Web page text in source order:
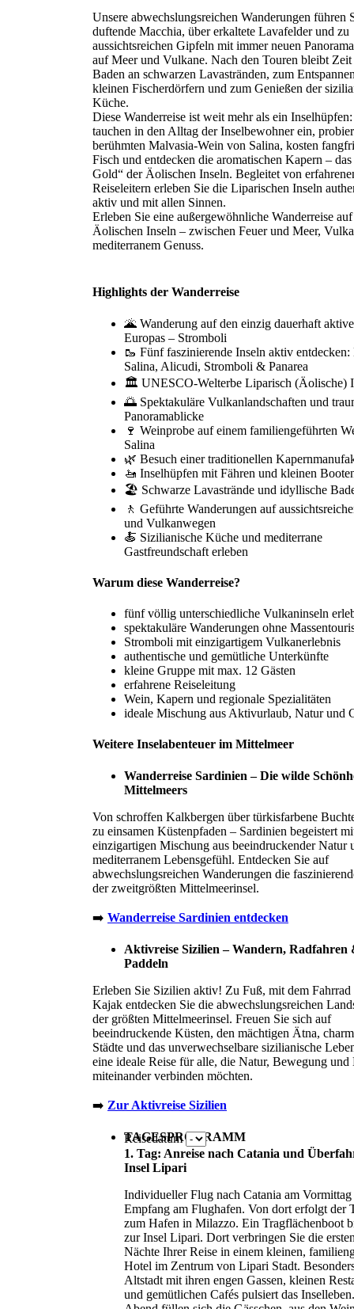
Unsere abwechslungsreichen Wanderungen führen
duftende Macchia, über erkaltete Lavafelder und zu
aussichtsreichen Gipfeln mit immer neuen
auf Meer und Vulkane. Nach den Touren bleibt Zeit
Baden an schwarzen Lavastränden, zum
kleinen Fischerdörfern und zum Genießen der
Küche.
Diese Wanderreise ist weit mehr als ein
tauchen in den Alltag der Inselbewohner ein,
berühmten Malvasia-Wein von Salina, kosten
Fisch und entdecken die aromatischen Kapern –
Gold“ der Äolischen Inseln. Begleitet von
Reiseleitern erleben Sie die Liparischen Inseln
aktiv und mit allen Sinnen.
Erleben Sie eine außergewöhnliche Wanderreise
Äolischen Inseln – zwischen Feuer und Meer,
mediterranem Genuss.
Highlights der Wanderreise
🌋 Wanderung auf den einzig dauerhaft
Europas – Stromboli
🥾 Fünf faszinierende Inseln aktiv
Salina, Alicudi, Stromboli & Panarea
🏛️ UNESCO-Welterbe Liparisch (Äolische)
🌅 Spektakuläre Vulkanlandschaften und
Panoramablicke
🍷 Weinprobe auf einem familiengeführten
Salina
🌿 Besuch einer traditionellen
🚤 Inselhüpfen mit Fähren und kleinen
🏖️ Schwarze Lavastrände und idyllische
🚶 Geführte Wanderungen auf
und Vulkanwegen
🍝 Sizilianische Küche und mediterrane
Gastfreundschaft erleben
Warum diese Wanderreise?
fünf völlig unterschiedliche Vulkaninseln
spektakuläre Wanderungen ohne
Stromboli mit einzigartigem Vulkanerlebnis
authentische und gemütliche Unterkünfte
kleine Gruppe mit max. 12 Gästen
erfahrene Reiseleitung
Wein, Kapern und regionale Spezialitäten
ideale Mischung aus Aktivurlaub, Natur und
Weitere Inselabenteuer im Mittelmeer
Wanderreise Sardinien – Die wilde
Mittelmeers
Von schroffen Kalkbergen über türkisfarbene
zu einsamen Küstenpfaden – Sardinien begeistert
einzigartigen Mischung aus beeindruckender Natur
mediterranem Lebensgefühl. Entdecken Sie auf
abwechslungsreichen Wanderungen die
der zweitgrößten Mittelmeerinsel.
➡️ Wanderreise Sardinien entdecken
Aktivreise Sizilien – Wandern, Radfahren
Paddeln
Erleben Sie Sizilien aktiv! Zu Fuß, mit dem
Kajak entdecken Sie die abwechslungsreichen
der größten Mittelmeerinsel. Freuen Sie sich auf
beeindruckende Küsten, den mächtigen Ätna,
Städte und das unverwechselbare sizilianische
eine ideale Reise für alle, die Natur, Bewegung
miteinander verbinden möchten.
➡️ Zur Aktivreise Sizilien
TAGESPROGRAMM
Reisedatum
1. Tag: Anreise nach Catania und
Insel Lipari
Individueller Flug nach Catania am
Empfang am Flughafen. Von dort erfolgt der
zum Hafen in Milazzo. Ein Tragflächenboot
zur Insel Lipari. Dort verbringen Sie die
Nächte Ihrer Reise in einem kleinen,
Hotel im Zentrum von Lipari Stadt.
Altstadt mit ihren engen Gassen, kleinen
und gemütlichen Cafés pulsiert das